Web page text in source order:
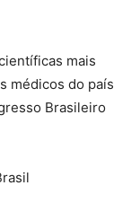
mais
médicos do país
Brasileiro